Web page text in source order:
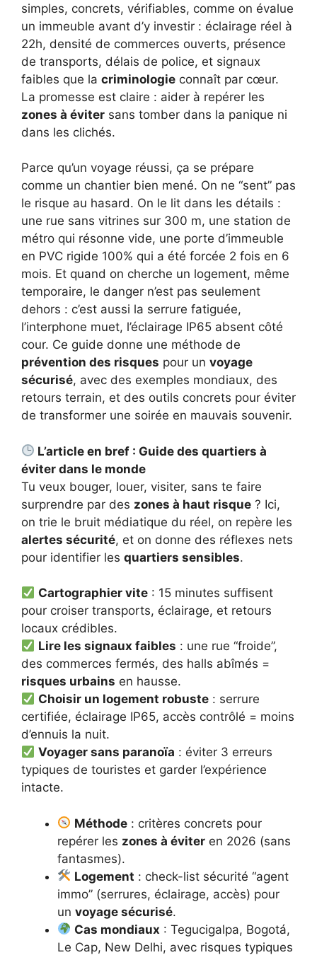
simples, concrets, vérifiables, comme on évalue
un immeuble avant d’y investir : éclairage réel à
22h, densité de commerces ouverts, présence
de transports, délais de police, et signaux
faibles que la criminologie connaît par cœur.
La promesse est claire : aider à repérer les
zones à éviter sans tomber dans la panique ni
dans les clichés.
Parce qu’un voyage réussi, ça se prépare
comme un chantier bien mené. On ne “sent” pas
le risque au hasard. On le lit dans les détails :
une rue sans vitrines sur 300 m, une station de
métro qui résonne vide, une porte d’immeuble
en PVC rigide 100% qui a été forcée 2 fois en 6
mois. Et quand on cherche un logement, même
temporaire, le danger n’est pas seulement
dehors : c’est aussi la serrure fatiguée,
l’interphone muet, l’éclairage IP65 absent côté
cour. Ce guide donne une méthode de
prévention des risques pour un voyage
sécurisé, avec des exemples mondiaux, des
retours terrain, et des outils concrets pour éviter
de transformer une soirée en mauvais souvenir.
L’article en bref : Guide des quartiers à
éviter dans le monde
Tu veux bouger, louer, visiter, sans te faire
surprendre par des zones à haut risque ? Ici,
on trie le bruit médiatique du réel, on repère les
alertes sécurité, et on donne des réflexes nets
pour identifier les quartiers sensibles.
Cartographier vite : 15 minutes suffisent
pour croiser transports, éclairage, et retours
locaux crédibles.
Lire les signaux faibles : une rue “froide”,
des commerces fermés, des halls abîmés =
risques urbains en hausse.
Choisir un logement robuste : serrure
certifiée, éclairage IP65, accès contrôlé = moins
d’ennuis la nuit.
Voyager sans paranoïa : éviter 3 erreurs
typiques de touristes et garder l’expérience
intacte.
Méthode : critères concrets pour
repérer les zones à éviter en 2026 (sans
fantasmes).
Logement : check-list sécurité “agent
immo” (serrures, éclairage, accès) pour
un voyage sécurisé.
Cas mondiaux : Tegucigalpa, Bogotá,
Le Cap, New Delhi, avec risques typiques